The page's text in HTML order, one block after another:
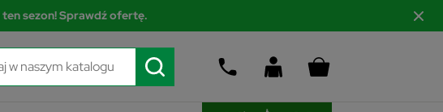
sezon! Sprawdź ofertę.